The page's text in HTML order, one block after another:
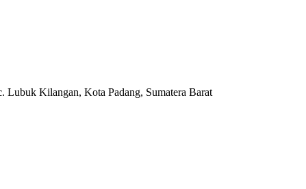
Lubuk Kilangan, Kota Padang, Sumatera Barat